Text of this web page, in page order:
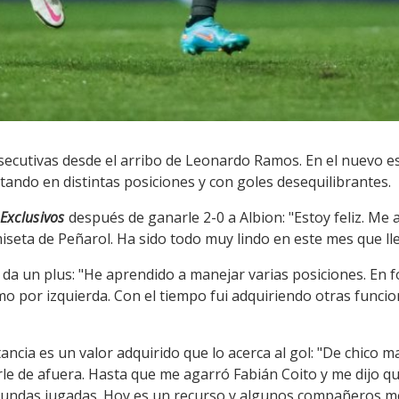
desde el arribo de Leonardo Ramos. En el nuevo
en distintas posiciones y con goles desequilibrantes.
después de ganarle 2-0 a Albion: "Estoy feliz. Me
de Peñarol. Ha sido todo muy lindo en este mes que
un plus: "He aprendido a manejar varias posiciones. En
por izquierda. Con el tiempo fui adquiriendo otras
es un valor adquirido que lo acerca al gol: "De chico
de afuera. Hasta que me agarró Fabián Coito y me dijo